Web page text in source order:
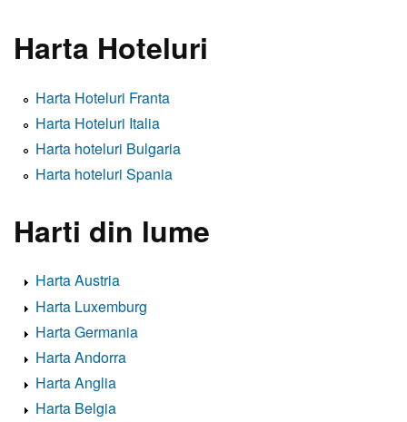
Harta Hoteluri
Harta Hoteluri Franta
Harta Hoteluri Italia
Harta hoteluri Bulgaria
Harta hoteluri Spania
Harti din lume
Harta Austria
Harta Luxemburg
Harta Germania
Harta Andorra
Harta Anglia
Harta Belgia